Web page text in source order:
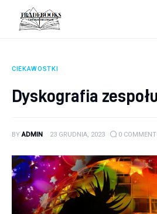
tradebooks.pl
Ciekawostki
Dom
Poraniki
Pozostałe
CIEKAWOSTKI
Dyskografia
BY ADMIN 23 GRUDNIA, 2023 0